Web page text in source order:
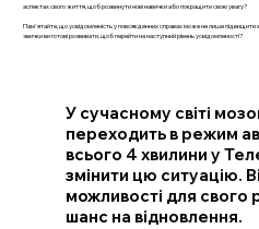
аспектах свого життя, щоб розвинути нові навички або покращити свою увагу?
Пам'ятайте, що усвідомленість у повсякденних справах може не лише підвищити
звички ви готові розвивати, щоб перейти на наступний рівень усвідомленості?
У сучасному світі
переходить в режим
всього 4 хвилини у
змінити цю ситуацію.
можливості для свого
шанс на відновлення.